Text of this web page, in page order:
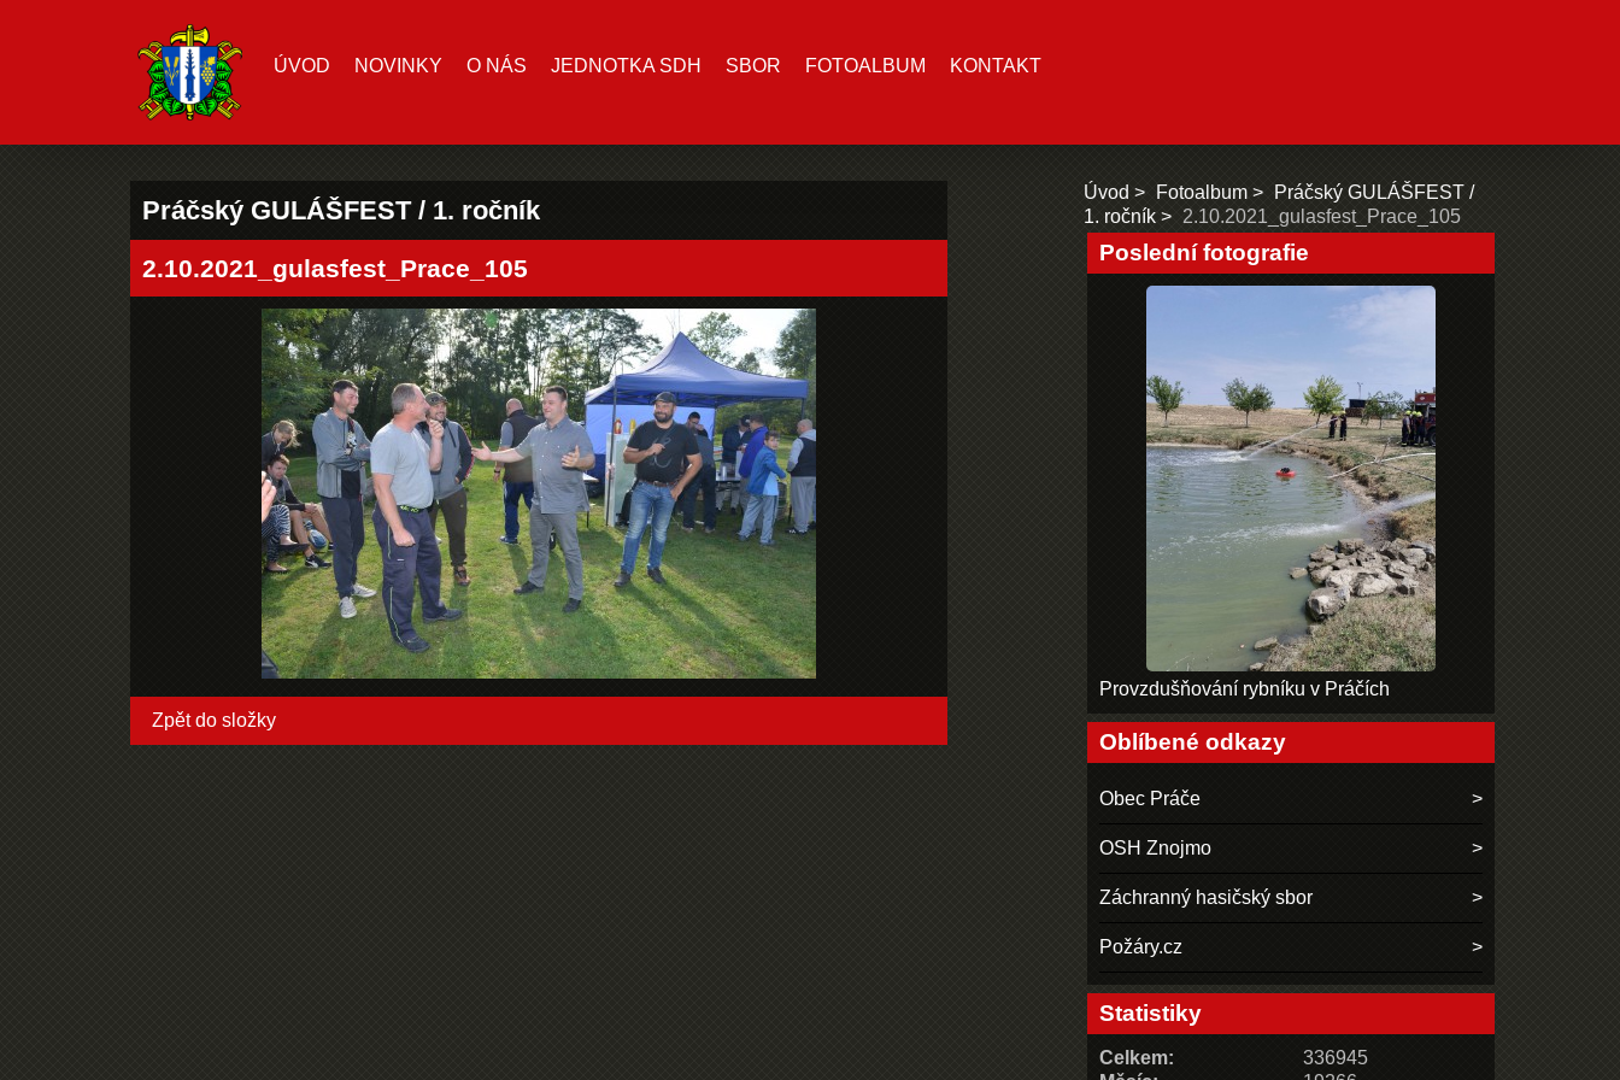
ÚVOD NOVINKY O NÁS JEDNOTKA SDH SBOR FOTOALBUM KONTAKT
Práčský GULÁŠFEST / 1. ročník
2.10.2021_gulasfest_Prace_105
Zpět do složky
Úvod Fotoalbum
Práčský GULÁŠFEST /
1. ročník
2.10.2021_gulasfest_Prace_105
Poslední fotografie
Provzdušňování rybníku v Práčích
Oblíbené odkazy
Obec Práče
OSH Znojmo
Záchranný hasičský sbor
Požáry.cz
Statistiky
Celkem:
336945